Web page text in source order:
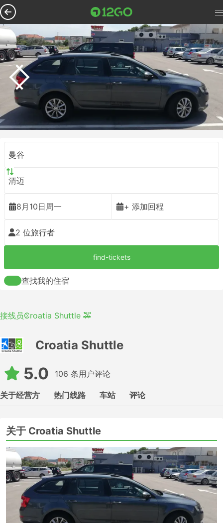
曼谷
清迈
8月10日周一 + 添加回程
2 位旅行者
find-tickets
查找我的住宿
接线员Croatia Shuttle 🚕
Croatia Shuttle
5.0 106 条用户评论
关于经营方 热门线路 车站 评论
关于 Croatia Shuttle